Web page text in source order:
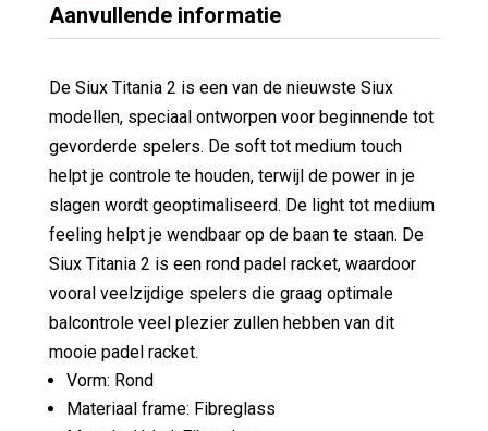
Aanvullende informatie
De Siux Titania 2 is een van de nieuwste Siux
modellen, speciaal ontworpen voor beginnende tot
gevorderde spelers. De soft tot medium touch
helpt je controle te houden, terwijl de power in je
slagen wordt geoptimaliseerd. De light tot medium
feeling helpt je wendbaar op de baan te staan. De
Siux Titania 2 is een rond padel racket, waardoor
vooral veelzijdige spelers die graag optimale
balcontrole veel plezier zullen hebben van dit
mooie padel racket.
Vorm: Rond
Materiaal frame: Fibreglass